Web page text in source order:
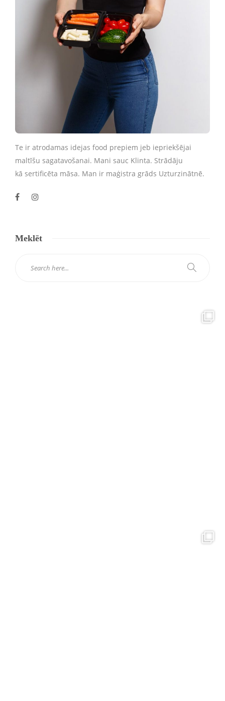
Te ir atrodamas idejas food prepiem jeb iepriekšējai
maltīšu sagatavošanai. Mani sauc Klinta. Strādāju
kā sertificēta māsa. Man ir maģistra grāds Uzturzinātnē.
Meklēt